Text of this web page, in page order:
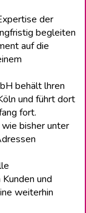
der
begleiten
auf die
behält lhren
und führt dort
fort.
bisher unter
und
weiterhin